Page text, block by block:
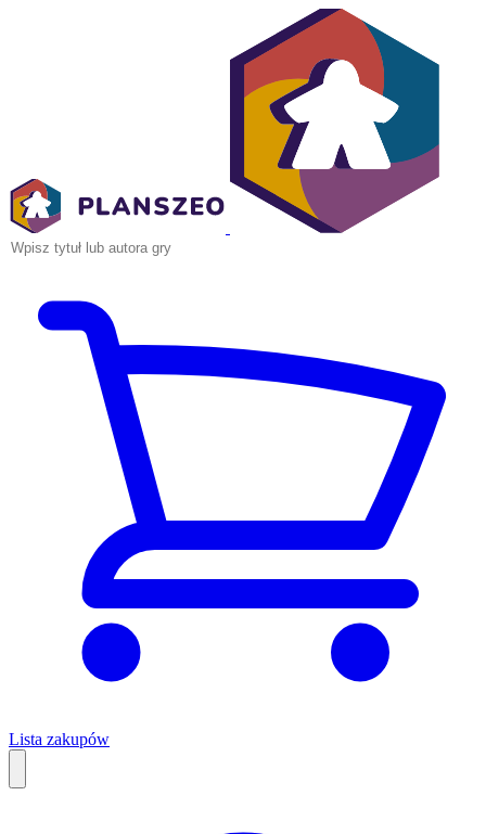
Lista zakupów